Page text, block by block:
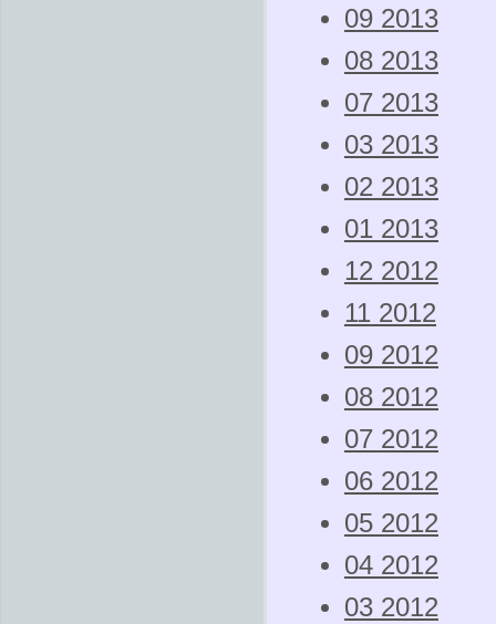
09 2013
08 2013
07 2013
03 2013
02 2013
01 2013
12 2012
11 2012
09 2012
08 2012
07 2012
06 2012
05 2012
04 2012
03 2012